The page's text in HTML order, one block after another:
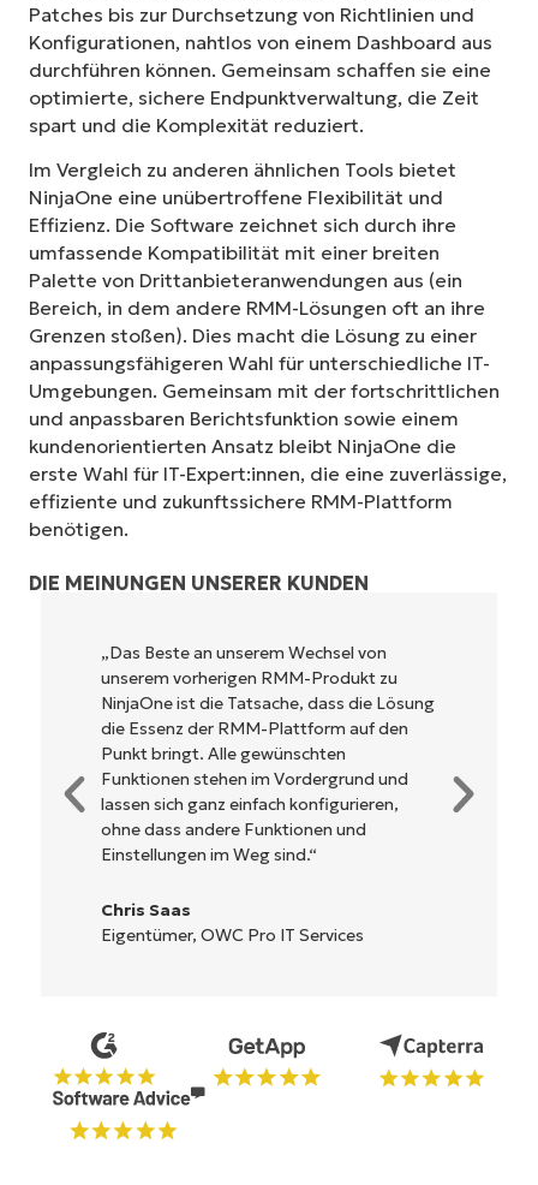
Patches bis zur Durchsetzung von Richtlinien und
Konfigurationen, nahtlos von einem Dashboard aus
durchführen können. Gemeinsam schaffen sie eine
optimierte, sichere Endpunktverwaltung, die Zeit
spart und die Komplexität reduziert.
Im Vergleich zu anderen ähnlichen Tools bietet
NinjaOne eine unübertroffene Flexibilität und
Effizienz. Die Software zeichnet sich durch ihre
umfassende Kompatibilität mit einer breiten
Palette von Drittanbieteranwendungen aus (ein
Bereich, in dem andere RMM-Lösungen oft an ihre
Grenzen stoßen). Dies macht die Lösung zu einer
anpassungsfähigeren Wahl für unterschiedliche IT-
Umgebungen. Gemeinsam mit der fortschrittlichen
und anpassbaren Berichtsfunktion sowie einem
kundenorientierten Ansatz bleibt NinjaOne die
erste Wahl für IT-Expert:innen, die eine zuverlässige,
effiziente und zukunftssichere RMM-Plattform
benötigen.
DIE MEINUNGEN UNSERER KUNDEN
NinjaOne ist unglaublich leicht zu bedienen
und kombiniert ein schnelles Interface mit
leistungsstarken Funktionen im Backend.
Es muss nicht erst kompliziert eingerichtet
werden und verzichtet auf eine komplexe
Steuerung. Alle Optionen und Tools sind
klar beschrieben, einfach zu verstehen und
die Benutzeroberfläche ist leicht zu
bedienen.
Ryan Reiffenberger
Reiffenberger.NET Technology Solutions